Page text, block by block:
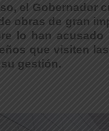
el Gobernador
obras de gran
lo han
que visiten
gestión.